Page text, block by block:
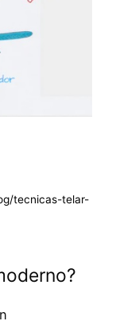
tecnicas-telar-